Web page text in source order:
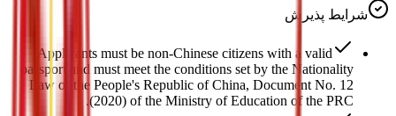
شرایط پذیرش
Applicants must be non-Chinese citizens with a valid
passport and must meet the conditions set by the Nationality
Law of the People's Republic of China, Document No. 12
(2020) of the Ministry of Education of the PRC.